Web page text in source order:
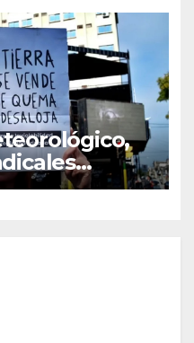
del Plata
convocatoria